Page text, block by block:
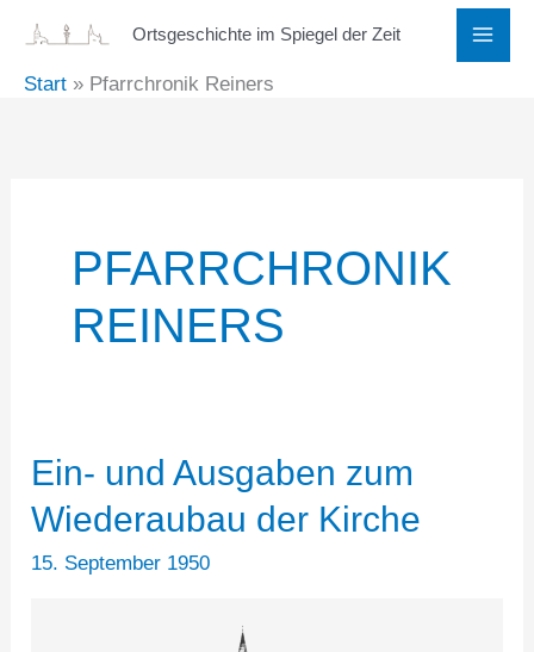
springen
Ortsgeschichte im Spiegel der Zeit
Start Pfarrchronik Reiners
PFARRCHRONIK
REINERS
Ein- und Ausgaben zum
Wiederaubau der Kirche
15. September 1950